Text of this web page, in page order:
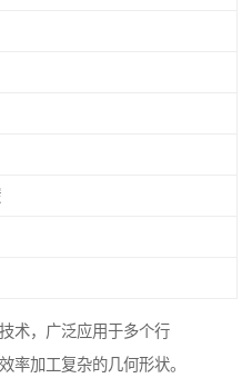
术，广泛应用于多个行
率加工复杂的几何形状。